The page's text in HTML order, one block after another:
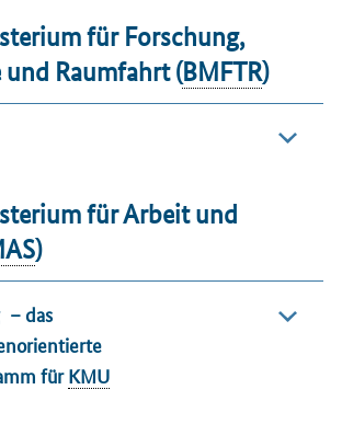
für Forschung,
Raumfahrt (BMFTR)
für Arbeit und
)
– das
fürKMU